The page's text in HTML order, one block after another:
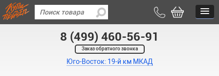
8 (499) 460-56-91
Заказ обратного звонка
Юго-Восток: 19-й км МКАД